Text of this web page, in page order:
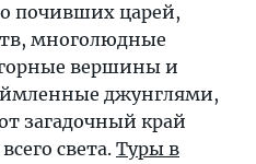
почивших царей,
многолюдные
вершины и
джунглями,
загадочный край
света.Туры в